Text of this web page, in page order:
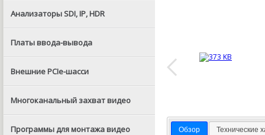
Анализаторы SDI, IP, HDR
Платы ввода-вывода
Внешние PCIe-шасси
Многоканальный захват видео
Программы для монтажа видео Обзор Технические